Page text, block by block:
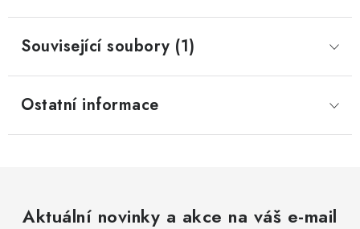
Související soubory (1)
Ostatní informace
Aktuální novinky a akce na váš e-mail